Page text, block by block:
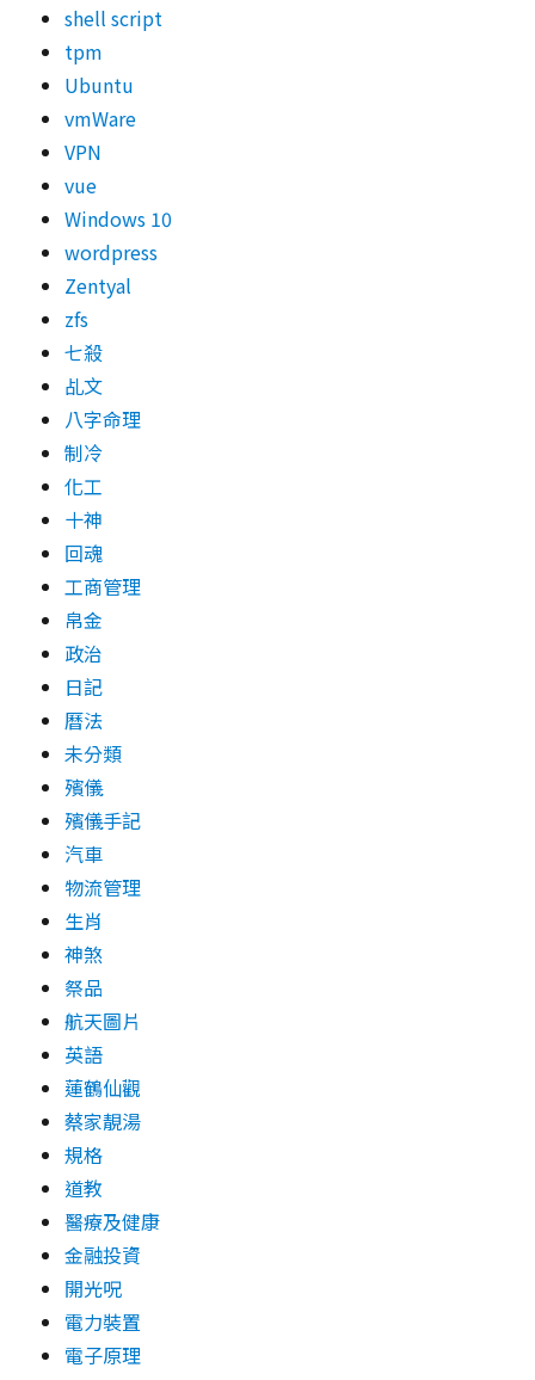
shell script
tpm
Ubuntu
vmWare
VPN
vue
Windows 10
wordpress
Zentyal
zfs
七殺
乩文
八字命理
制冷
化工
十神
回魂
工商管理
帛金
政治
日記
曆法
未分類
殯儀
殯儀手記
汽車
物流管理
生肖
神煞
祭品
航天圖片
英語
蓮鶴仙觀
蔡家靚湯
規格
道教
醫療及健康
金融投資
開光呪
電力裝置
電子原理